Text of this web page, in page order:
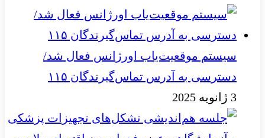
سیستم موقعیت‌یاب اورژانس فعال شد/
دسترسی به آدرس تماس‌گیرندگان ۱۱۵
3 ژانویه 2025